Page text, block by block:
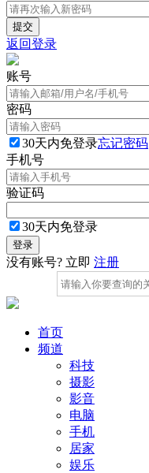
返回登录
账号
密码
30天内免登录忘记密码
手机号
验证码
30天内免登录
没有账号? 立即 注册
首页
频道
科技
摄影
影音
电脑
手机
居家
娱乐